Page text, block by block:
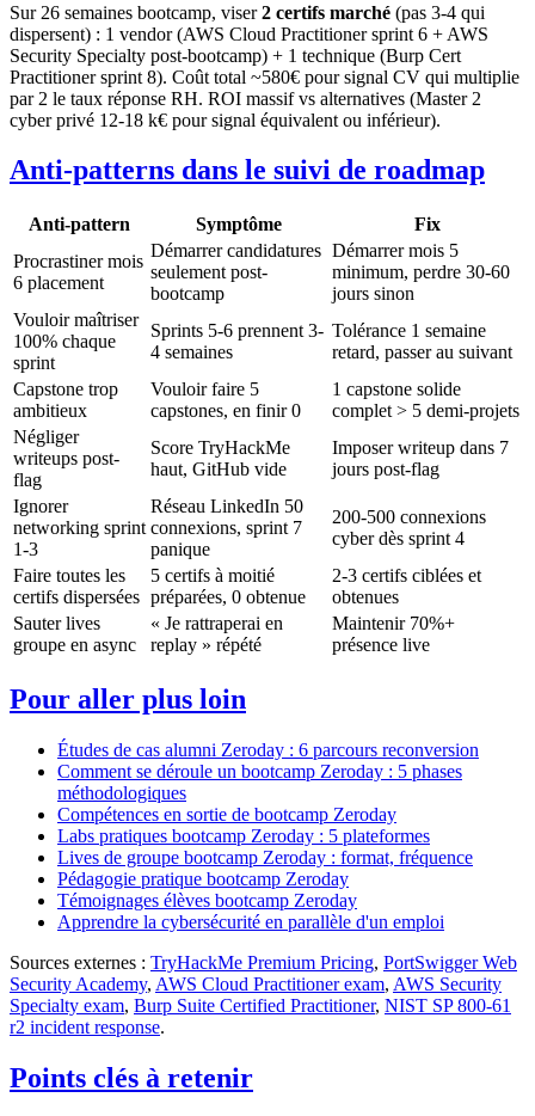
Sur 26 semaines bootcamp, viser2 certifs marché (pas 3-4 qui
dispersent) : 1 vendor (AWS Cloud Practitioner sprint 6 + AWS
Security Specialty post-bootcamp) + 1 technique (Burp Cert
Practitioner sprint 8). Coût total ~580€ pour signal CV qui multiplie
par 2 le taux réponse RH. ROI massif vs alternatives (Master 2
cyber privé 12-18 k€ pour signal équivalent ou inférieur).
Anti-patterns dans le suivi de roadmap
Anti-pattern Symptôme
Fix
Procrastiner mois
6 placement
Démarrer candidatures
seulement post-
bootcamp
Démarrer mois 5
minimum, perdre 30-60
jours sinon
Vouloir maîtriser
100% chaque
sprint
Sprints 5-6 prennent 3-
4 semaines
Tolérance 1 semaine
retard, passer au suivant
Capstone trop
ambitieux
Vouloir faire 5
capstones, en finir 0
1 capstone solide
complet > 5 demi-projets
Négliger
writeups post-
flag
Score TryHackMe
haut, GitHub vide
Imposer writeup dans 7
jours post-flag
Ignorer
networking sprint
1-3
Réseau LinkedIn 50
connexions, sprint 7
panique
200-500 connexions
cyber dès sprint 4
Faire toutes les
certifs dispersées
5 certifs à moitié
préparées, 0 obtenue
2-3 certifs ciblées et
obtenues
Sauter lives
groupe en async
« Je rattraperai en
replay » répété
Maintenir 70%+
présence live
Pour aller plus loin
Études de cas alumni Zeroday : 6 parcours reconversion
Comment se déroule un bootcamp Zeroday : 5 phases
méthodologiques
Compétences en sortie de bootcamp Zeroday
Labs pratiques bootcamp Zeroday : 5 plateformes
Lives de groupe bootcamp Zeroday : format, fréquence
Pédagogie pratique bootcamp Zeroday
Témoignages élèves bootcamp Zeroday
Apprendre la cybersécurité en parallèle d'un emploi
Sources externes : TryHackMe Premium Pricing, PortSwigger Web
Security Academy, AWS Cloud Practitioner exam, AWS Security
Specialty exam, Burp Suite Certified Practitioner, NIST SP 800-61
r2 incident response.
Points clés à retenir